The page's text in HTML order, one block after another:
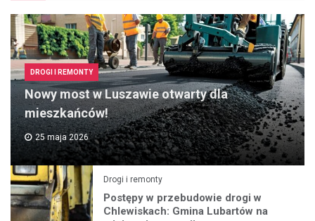
DROGI I REMONTY
Nowy most w Luszawie otwarty dla
mieszkańców!
25 maja 2026
Drogi i remonty
Postępy w przebudowie drogi w
Chlewiskach: Gmina Lubartów na